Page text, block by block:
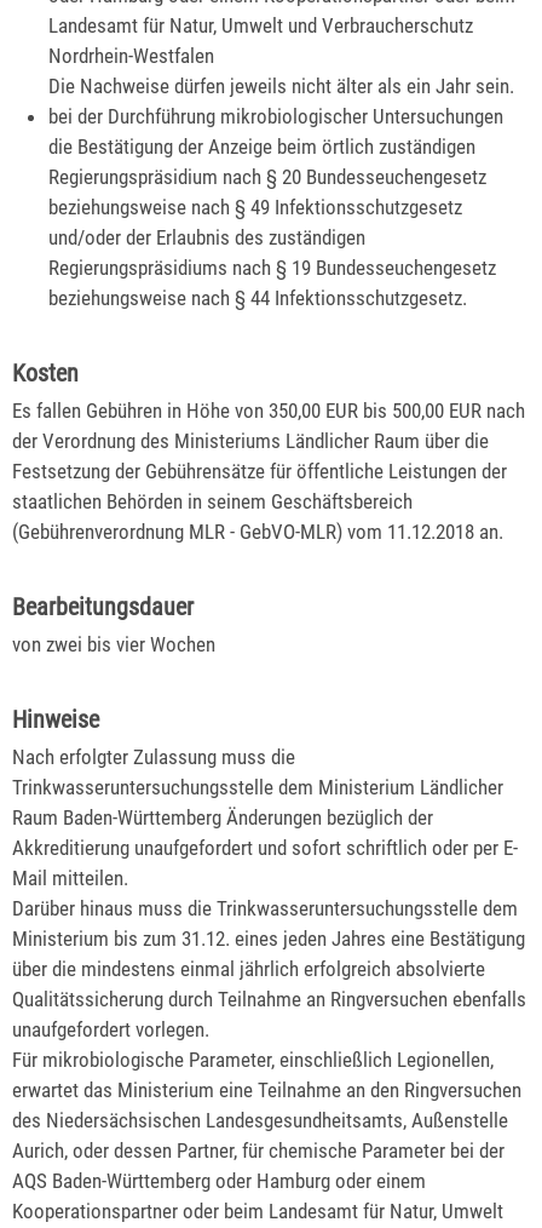
Landesamt für Natur, Umwelt und Verbraucherschutz
Nordrhein-Westfalen
Die Nachweise dürfen jeweils nicht älter als ein Jahr sein.
bei der Durchführung mikrobiologischer Untersuchungen
die Bestätigung der Anzeige beim örtlich zuständigen
Regierungspräsidium nach § 20 Bundesseuchengesetz
beziehungsweise nach § 49 Infektionsschutzgesetz
und/oder der Erlaubnis des zuständigen
Regierungspräsidiums nach § 19 Bundesseuchengesetz
beziehungsweise nach § 44 Infektionsschutzgesetz.
Kosten
Es fallen Gebühren in Höhe von 350,00 EUR bis 500,00 EUR nach
der Verordnung des Ministeriums Ländlicher Raum über die
Festsetzung der Gebührensätze für öffentliche Leistungen der
staatlichen Behörden in seinem Geschäftsbereich
(Gebührenverordnung MLR - GebVO-MLR) vom 11.12.2018 an.
Bearbeitungsdauer
von zwei bis vier Wochen
Hinweise
Nach erfolgter Zulassung muss die
Trinkwasseruntersuchungsstelle dem Ministerium Ländlicher
Raum Baden-Württemberg Änderungen bezüglich der
Akkreditierung unaufgefordert und sofort schriftlich oder per E-
Mail mitteilen.
Darüber hinaus muss die Trinkwasseruntersuchungsstelle dem
Ministerium bis zum 31.12. eines jeden Jahres eine Bestätigung
über die mindestens einmal jährlich erfolgreich absolvierte
Qualitätssicherung durch Teilnahme an Ringversuchen ebenfalls
unaufgefordert vorlegen.
Für mikrobiologische Parameter, einschließlich Legionellen,
erwartet das Ministerium eine Teilnahme an den Ringversuchen
des Niedersächsischen Landesgesundheitsamts, Außenstelle
Aurich, oder dessen Partner, für chemische Parameter bei der
AQS Baden-Württemberg oder Hamburg oder einem
Kooperationspartner oder beim Landesamt für Natur, Umwelt